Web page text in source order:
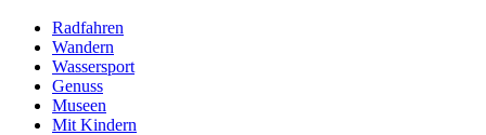
Radfahren
Wandern
Wassersport
Genuss
Museen
Mit Kindern